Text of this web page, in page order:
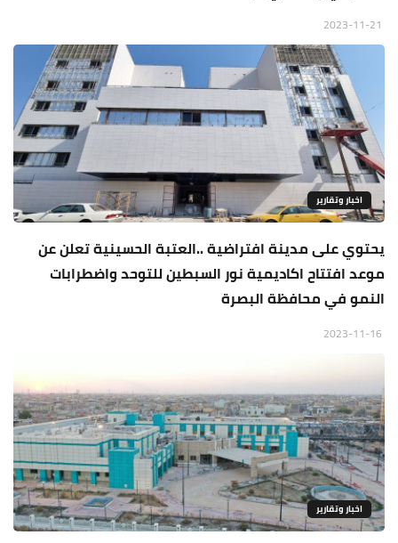
اخبار وتقارير
يحتوي على مدينة افتراضية ..العتبة الحسينية تعلن عن
موعد افتتاح اكاديمية نور السبطين للتوحد واضطرابات
النمو في محافظة البصرة
اخبار وتقارير